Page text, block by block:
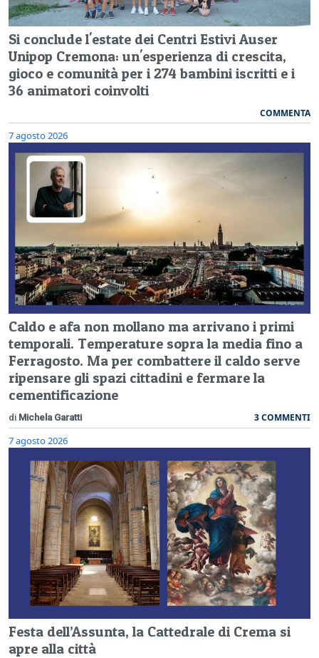
Si conclude l'estate dei Centri Estivi Auser
Unipop Cremona: un'esperienza di crescita,
gioco e comunità per i 274 bambini iscritti e i
36 animatori coinvolti
COMMENTA
7 agosto 2026
Caldo e afa non mollano ma arrivano i primi
temporali. Temperature sopra la media fino a
Ferragosto. Ma per combattere il caldo serve
ripensare gli spazi cittadini e fermare la
cementificazione
di Michela Garatti 3 COMMENTI
7 agosto 2026
Festa dell’Assunta, la Cattedrale di Crema si
apre alla città